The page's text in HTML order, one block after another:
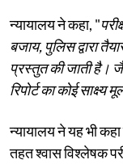
न्यायालय ने कहा, "
बजाय, पुलिस द्वारा
प्रस्तुत की जाती है।
रिपोर्ट का कोई
न्यायालय ने यह भी
तहत श्वास विश्लेषक